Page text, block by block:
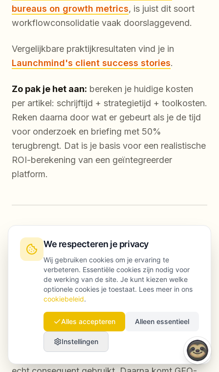
bureaus on growth metrics, is juist dit soort
workflowconsolidatie vaak doorslaggevend.
Vergelijkbare praktijkresultaten vind je in
Launchmind's client success stories.
Zo pak je het aan: bereken je huidige kosten
per artikel: schrijftijd + strategietijd + toolkosten.
Reken daarna door wat er gebeurt als je de tijd
voor onderzoek en briefing met 50%
terugbrengt. Dat is je basis voor een realistische
ROI-berekening van een geïntegreerder
platform.
FAQ
Waar moeten contentteams vooral op letten
bij het kiezen van AI SEO-tools?
Kijk eerst naar de aansluiting op je workflow,
niet naar het aantal functies. De waardevolste
AI SEO-tool is meestal de tool die je team ook
We respecteren je privacy
Wij gebruiken cookies om je ervaring te
verbeteren. Essentiële cookies zijn nodig voor
de werking van de site. Je kunt kiezen welke
optionele cookies je toestaat. Lees meer in ons
cookiebeleid.
Alles accepteren Alleen essentieel
Instellingen